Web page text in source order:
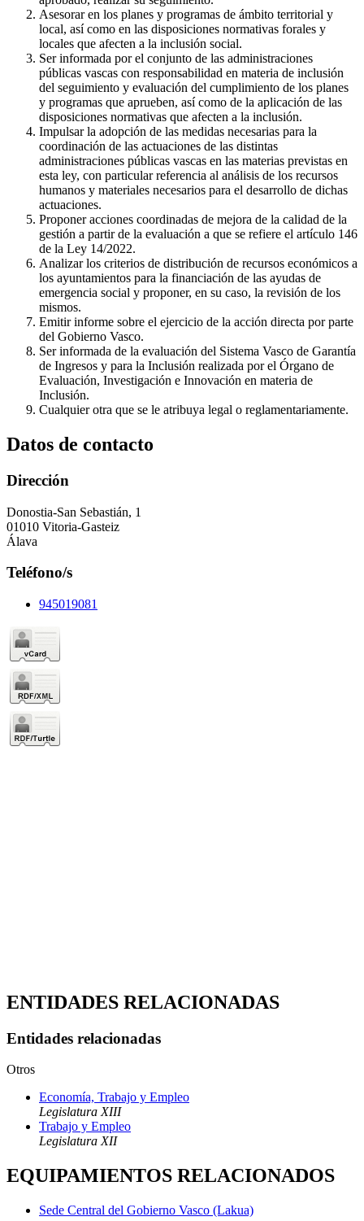
Asesorar en los planes y programas de ámbito territorial y
local, así como en las disposiciones normativas forales y
locales que afecten a la inclusión social.
Ser informada por el conjunto de las administraciones
públicas vascas con responsabilidad en materia de inclusión
del seguimiento y evaluación del cumplimiento de los planes
y programas que aprueben, así como de la aplicación de las
disposiciones normativas que afecten a la inclusión.
Impulsar la adopción de las medidas necesarias para la
coordinación de las actuaciones de las distintas
administraciones públicas vascas en las materias previstas en
esta ley, con particular referencia al análisis de los recursos
humanos y materiales necesarios para el desarrollo de dichas
actuaciones.
Proponer acciones coordinadas de mejora de la calidad de la
gestión a partir de la evaluación a que se refiere el artículo 146
de la Ley 14/2022.
Analizar los criterios de distribución de recursos económicos a
los ayuntamientos para la financiación de las ayudas de
emergencia social y proponer, en su caso, la revisión de los
mismos.
Emitir informe sobre el ejercicio de la acción directa por parte
del Gobierno Vasco.
Ser informada de la evaluación del Sistema Vasco de Garantía
de Ingresos y para la Inclusión realizada por el Órgano de
Evaluación, Investigación e Innovación en materia de
Inclusión.
Cualquier otra que se le atribuya legal o reglamentariamente.
Datos de contacto
Dirección
Donostia-San Sebastián, 1
01010 Vitoria-Gasteiz
Álava
Teléfono/s
945019081
ENTIDADES RELACIONADAS
Entidades relacionadas
Otros
Economía, Trabajo y Empleo
Legislatura XIII
Trabajo y Empleo
Legislatura XII
EQUIPAMIENTOS RELACIONADOS
Sede Central del Gobierno Vasco (Lakua)